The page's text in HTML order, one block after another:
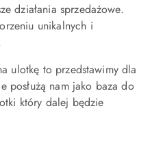
działania sprzedażowe.
unikalnych i
ulotkę to przedstawimy dla
posłużą nam jako baza do
który dalej będzie